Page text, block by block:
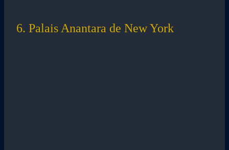
6. Palais Anantara de New York